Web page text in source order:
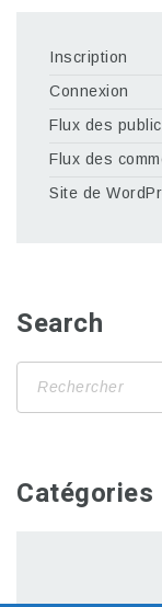
Inscription
Connexion
Flux des
Flux des
Site de
Search
Catégories